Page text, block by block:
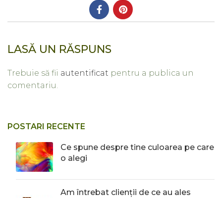
LASĂ UN RĂSPUNS
Trebuie să fii autentificat pentru a publica un
comentariu.
POSTARI RECENTE
Ce spune despre tine culoarea pe care
o alegi
Am întrebat clienții de ce au ales